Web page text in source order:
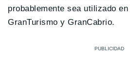
probablemente sea utilizado
GranTurismo y GranCabrio.